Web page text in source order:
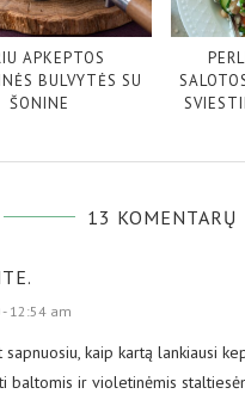
APKEPTOS
BULVYTĖS SU
ŠONINE
13 KOMENTARŲ
- 12:54 am
sapnuosiu, kaip kartą lankiausi
baltomis ir violetinėmis